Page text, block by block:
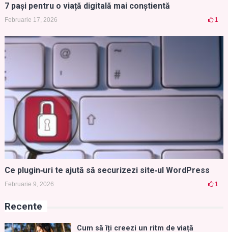
7 pași pentru o viață digitală mai conștientă
Februarie 17, 2026 1
Ce plugin‑uri te ajută să securizezi site‑ul WordPress
Februarie 9, 2026 1
Recente
Cum să îți creezi un ritm de viață